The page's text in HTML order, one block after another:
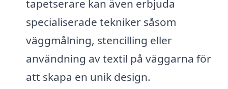
tapetserare kan även erbjuda
specialiserade tekniker såsom
väggmålning, stencilling eller
användning av textil på väggarna för
att skapa en unik design.